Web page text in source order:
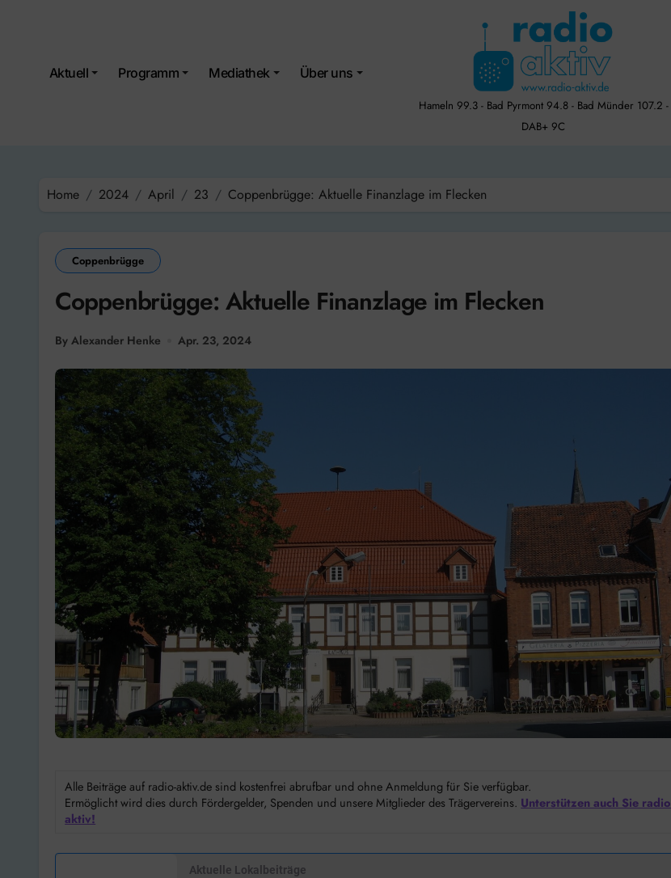
Aktuell Programm Mediathek Über uns
Hameln 99.3 - Bad Pyrmont 94.8 - Bad Münder 107.2 -
DAB+ 9C
Home 2024 April 23 Coppenbrügge: Aktuelle Finanzlage im Flecken
Coppenbrügge
Coppenbrügge: Aktuelle Finanzlage im Flecken
By Alexander Henke Apr. 23, 2024
Alle Beiträge auf radio-aktiv.de sind kostenfrei abrufbar und ohne Anmeldung für Sie verfügbar.
Ermöglicht wird dies durch Fördergelder, Spenden und unsere Mitglieder des Trägervereins. Unterstützen auch Sie radio
aktiv!
Aktuelle Lokalbeiträge